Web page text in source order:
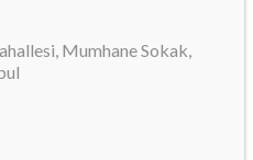
Mumhane Sokak,